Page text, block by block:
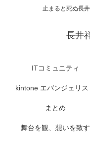
止まると死ぬ長
長井
ITコミュニティ
kintone エバンジェリス
まとめ
舞台を観、想いを致す